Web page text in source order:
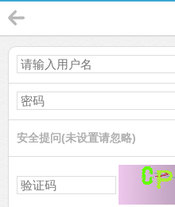
安全提问(未设置请忽略)